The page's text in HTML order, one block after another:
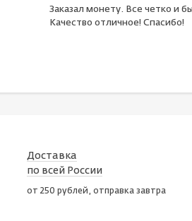
Заказал монету. Все четко и
Качество отличное! Спасибо!
Доставка
по всей России
от 250 рублей, отправка завтра